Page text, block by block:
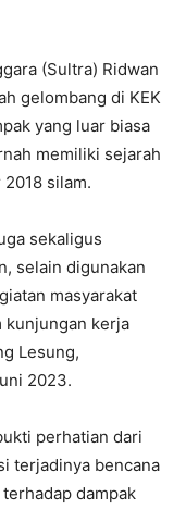
(Sultra) Ridwan
gelombang di KEK
yang luar biasa
memiliki sejarah
silam.
sekaligus
selain digunakan
masyarakat
kunjungan kerja
Lesung,
2023.
perhatian dari
terjadinya bencana
dampak